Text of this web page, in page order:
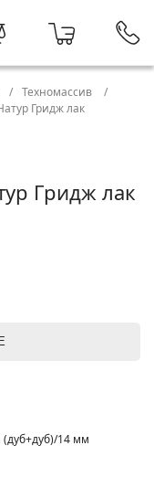
Техномассив
Гридж лак
Гридж лак
14 мм